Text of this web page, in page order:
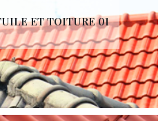
ET TOITURE 01